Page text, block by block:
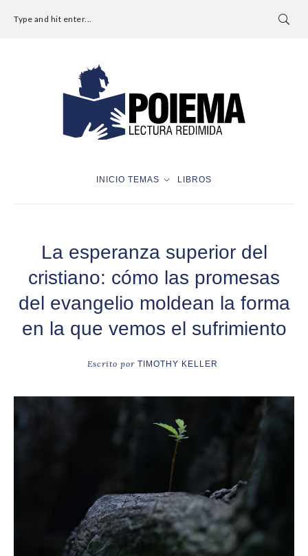
Type and hit enter...
INICIO TEMAS LIBROS
La esperanza superior del
cristiano: cómo las promesas
del evangelio moldean la forma
en la que vemos el sufrimiento
Escrito por TIMOTHY KELLER